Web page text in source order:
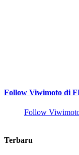
Follow Viwimoto di
Follow
Terbaru